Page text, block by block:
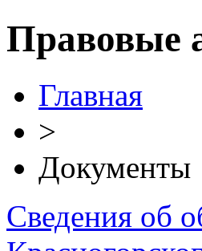
Правовые
Главная
>
Документы
Сведения об